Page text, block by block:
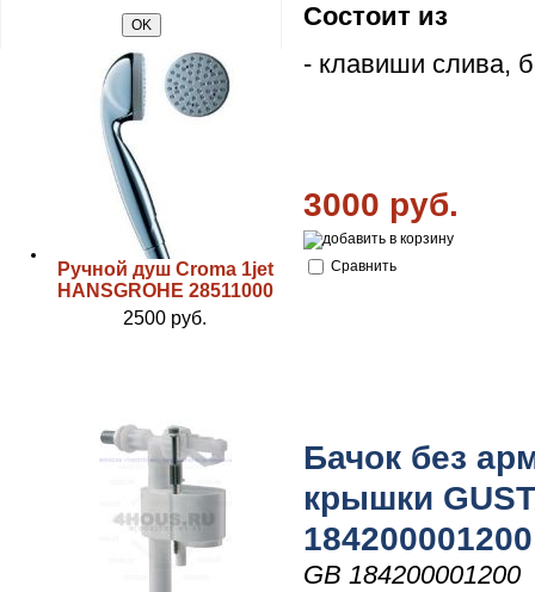
Ручной душ Croma 1jet
HANSGROHE 28511000
2500 руб.
Состоит из
- клавиши слива,
3000 руб.
Сравнить
Бачок без
крышки
184200001200
GB 184200001200